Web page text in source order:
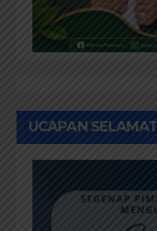
UCAPAN